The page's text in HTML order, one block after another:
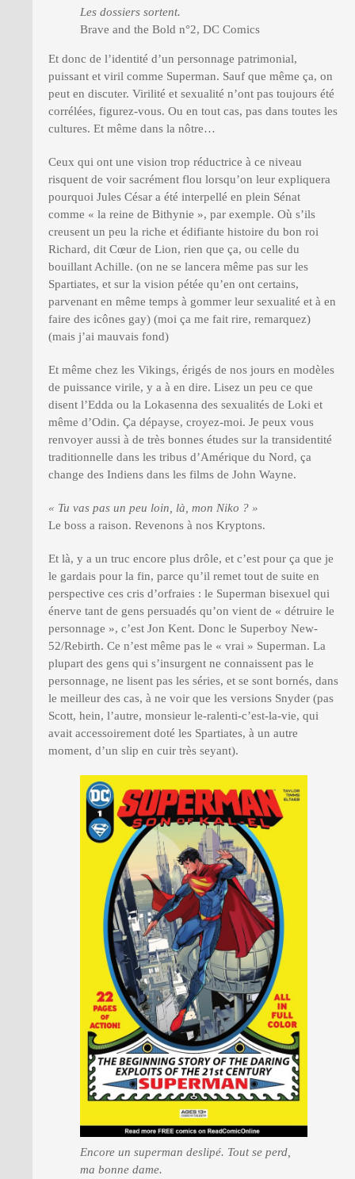
Les dossiers sortent.
Brave and the Bold n°2, DC Comics
Et donc de l’identité d’un personnage patrimonial,
puissant et viril comme Superman. Sauf que même ça, on
peut en discuter. Virilité et sexualité n’ont pas toujours été
corrélées, figurez-vous. Ou en tout cas, pas dans toutes les
cultures. Et même dans la nôtre…
Ceux qui ont une vision trop réductrice à ce niveau
risquent de voir sacrément flou lorsqu’on leur expliquera
pourquoi Jules César a été interpellé en plein Sénat
comme « la reine de Bithynie », par exemple. Où s’ils
creusent un peu la riche et édifiante histoire du bon roi
Richard, dit Cœur de Lion, rien que ça, ou celle du
bouillant Achille. (on ne se lancera même pas sur les
Spartiates, et sur la vision pétée qu’en ont certains,
parvenant en même temps à gommer leur sexualité et à en
faire des icônes gay) (moi ça me fait rire, remarquez)
(mais j’ai mauvais fond)
Et même chez les Vikings, érigés de nos jours en modèles
de puissance virile, y a à en dire. Lisez un peu ce que
disent l’Edda ou la Lokasenna des sexualités de Loki et
même d’Odin. Ça dépayse, croyez-moi. Je peux vous
renvoyer aussi à de très bonnes études sur la transidentité
traditionnelle dans les tribus d’Amérique du Nord, ça
change des Indiens dans les films de John Wayne.
« Tu vas pas un peu loin, là, mon Niko ? »
Le boss a raison. Revenons à nos Kryptons.
Et là, y a un truc encore plus drôle, et c’est pour ça que je
le gardais pour la fin, parce qu’il remet tout de suite en
perspective ces cris d’orfraies : le Superman bisexuel qui
énerve tant de gens persuadés qu’on vient de « détruire le
personnage », c’est Jon Kent. Donc le Superboy New-
52/Rebirth. Ce n’est même pas le « vrai » Superman. La
plupart des gens qui s’insurgent ne connaissent pas le
personnage, ne lisent pas les séries, et se sont bornés, dans
le meilleur des cas, à ne voir que les versions Snyder (pas
Scott, hein, l’autre, monsieur le-ralenti-c’est-la-vie, qui
avait accessoirement doté les Spartiates, à un autre
moment, d’un slip en cuir très seyant).
Encore un superman deslipé. Tout se perd,
ma bonne dame.